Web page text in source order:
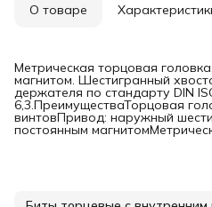
О товаре
Метрическая торцовая
магнитом. Шестигранный
держателя по стандарту DIN
6,3.ПреимуществаТорцовая
винтовПривод: наружный
постоянным